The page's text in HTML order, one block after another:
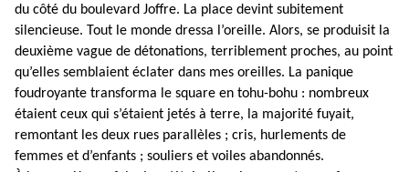
du côté du boulevard Joffre. La place devint subitement
silencieuse. Tout le monde dressa l’oreille. Alors, se produisit la
deuxième vague de détonations, terriblement proches, au point
qu’elles semblaient éclater dans mes oreilles. La panique
foudroyante transforma le square en tohu-bohu : nombreux
étaient ceux qui s’étaient jetés à terre, la majorité fuyait,
remontant les deux rues parallèles ; cris, hurlements de
femmes et d’enfants ; souliers et voiles abandonnés.